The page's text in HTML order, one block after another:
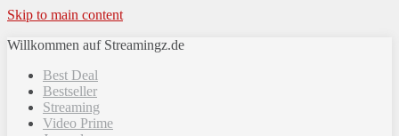
Skip to main content
Willkommen auf Streamingz.de
Best Deal
Bestseller
Streaming
Video Prime